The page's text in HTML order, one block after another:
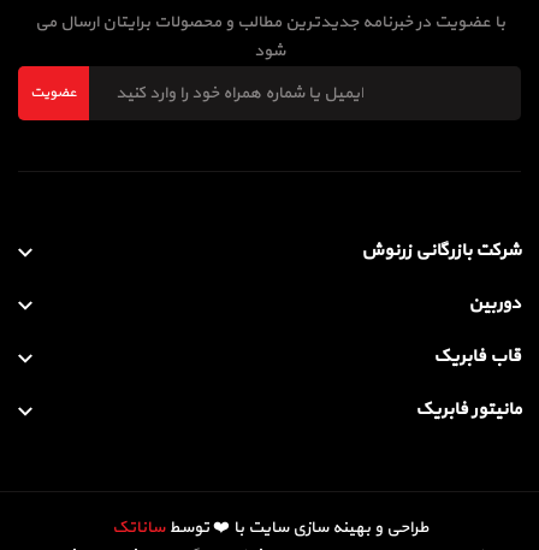
با عضویت در خبرنامه جدیدترین مطالب و محصولات برایتان ارسال می
شود
عضویت
شرکت بازرگانی زرنوش
دوربین
قاب فابریک
مانیتور فابریک
طراحی و بهینه سازی سایت با ❤️ توسطساناتک